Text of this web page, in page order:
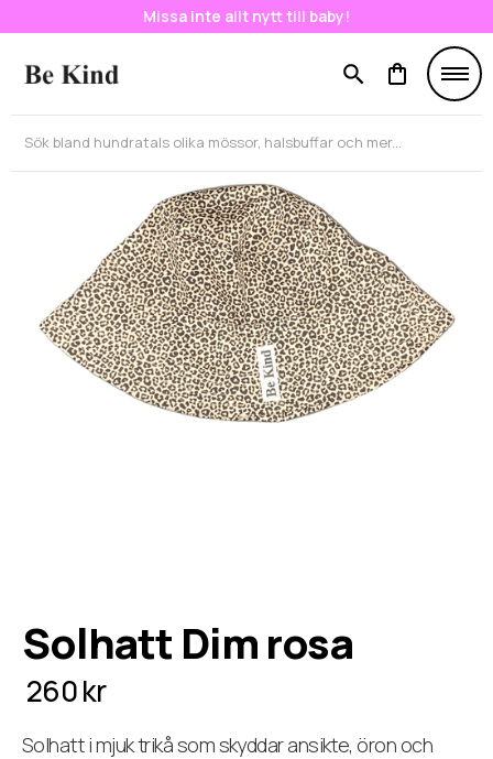
Missa inte allt nytt till baby!
Solhatt Dim rosa
260 kr
Solhatt i mjuk trikå som skyddar ansikte, öron och